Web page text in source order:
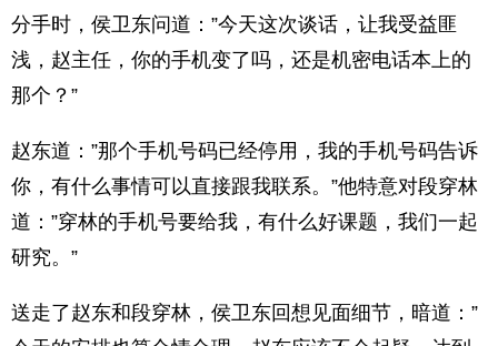
分手时，侯卫东问道：”今天这次谈话，让我受益匪
浅，赵主任，你的手机变了吗，还是机密电话本上的
那个？”
赵东道：”那个手机号码已经停用，我的手机号码告诉
你，有什么事情可以直接跟我联系。”他特意对段穿林
道：”穿林的手机号要给我，有什么好课题，我们一起
研究。”
送走了赵东和段穿林，侯卫东回想见面细节，暗道：”